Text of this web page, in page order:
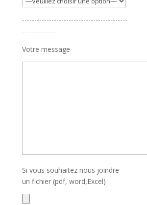
-------------------------------------------
--------------
Votre message
Si vous souhaitez nous joindre
un fichier (pdf, word,Excel)